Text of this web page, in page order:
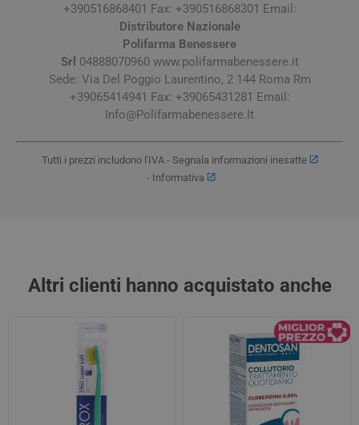
+390516868401 Fax: +390516868301 Email:
Distributore Nazionale
Polifarma Benessere
Srl 04888070960 www.polifarmabenessere.it
Sede: Via Del Poggio Laurentino, 2 144 Roma Rm
+39065414941 Fax: +39065431281 Email:
Info@Polifarmabenessere.It
Tutti i prezzi includono l'IVA - Segnala informazioni inesatte
- Informativa
Altri clienti hanno acquistato anche